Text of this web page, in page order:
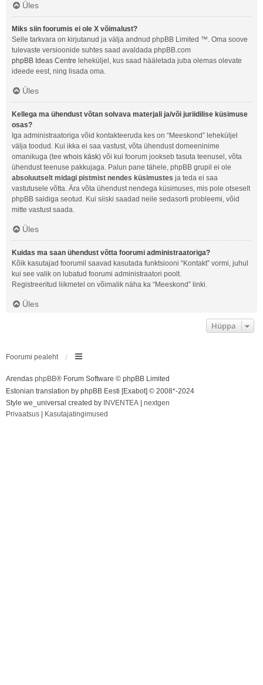
Üles
Miks siin foorumis ei ole X võimalust?
Selle tarkvara on kirjutanud ja välja andnud phpBB Limited ™. Oma soove
tulevaste versioonide suhtes saad avaldada phpBB.com
phpBB Ideas Centre leheküljel, kus saad hääletada juba olemas olevate
ideede eest, ning lisada oma.
Üles
Kellega ma ühendust võtan solvava materjali ja/või juriidilise küsimuse
osas?
Iga administraatoriga võid kontakteeruda kes on “Meeskond” leheküljel
välja toodud. Kui ikka ei saa vastust, võta ühendust domeeninime
omanikuga (tee whois käsk) või kui foorum jookseb tasuta teenusel, võta
ühendust teenuse pakkujaga. Palun pane tähele, phpBB grupil ei ole
absoluutselt midagi pistmist nendes küsimustes ja teda ei saa
vastutusele võtta. Ära võta ühendust nendega küsimuses, mis pole otseselt
phpBB saidiga seotud. Kui siiski saadad neile sedasorti probleemi, võid
mitte vastust saada.
Üles
Kuidas ma saan ühendust võtta foorumi administraatoriga?
Kõik kasutajad foorumil saavad kasutada funktsiooni “Kontakt” vormi, juhul
kui see valik on lubatud foorumi administraatori poolt.
Registreeritud liikmetel on võimalik näha ka “Meeskond” linki.
Üles
Hüppa
Foorumi pealeht
Arendas phpBB® Forum Software © phpBB Limited
Estonian translation by phpBB Eesti [Exabot] © 2008*-2024
Style we_universal created by INVENTEA
nextgen
Privaatsus
Kasutajatingimused